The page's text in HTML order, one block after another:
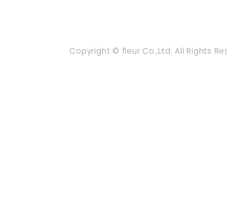
Copyright © fleur Co.,Ltd. All Rights